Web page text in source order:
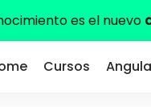
es el nuevo
Cursos